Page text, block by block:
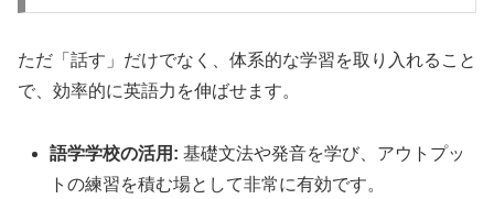
ただ「話す」だけでなく、体系的な学習を取り入れること
で、効率的に英語力を伸ばせます。
語学学校の活用: 基礎文法や発音を学び、アウトプッ
トの練習を積む場として非常に有効です。